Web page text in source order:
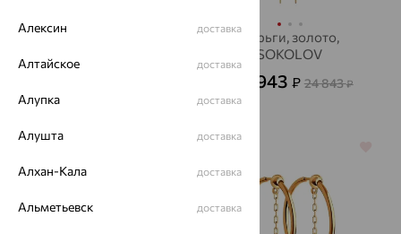
Серьги, золото,
Серьги, золото,
SOKOLOV
8 943 ₽ 24 843₽
Алексин доставка
Алтайское доставка
Алупка доставка
Алушта доставка
Алхан-Кала доставка
Альметьевск доставка